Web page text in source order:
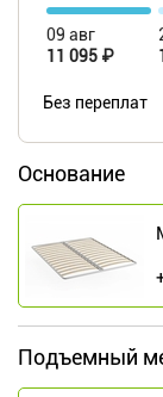
09 авг
11 095 ₽
Без переплат
Основание
Подъемный